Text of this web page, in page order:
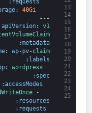
13
14
15
16
17
18
19
20
21
22
23
24
25
requests
:
:
40Gi
---
apiVersion:
v1
metadata
:
: wp-pv-claim
labels
:
:
wordpress
spec
:
accessModes
:
-
resources
:
requests
: